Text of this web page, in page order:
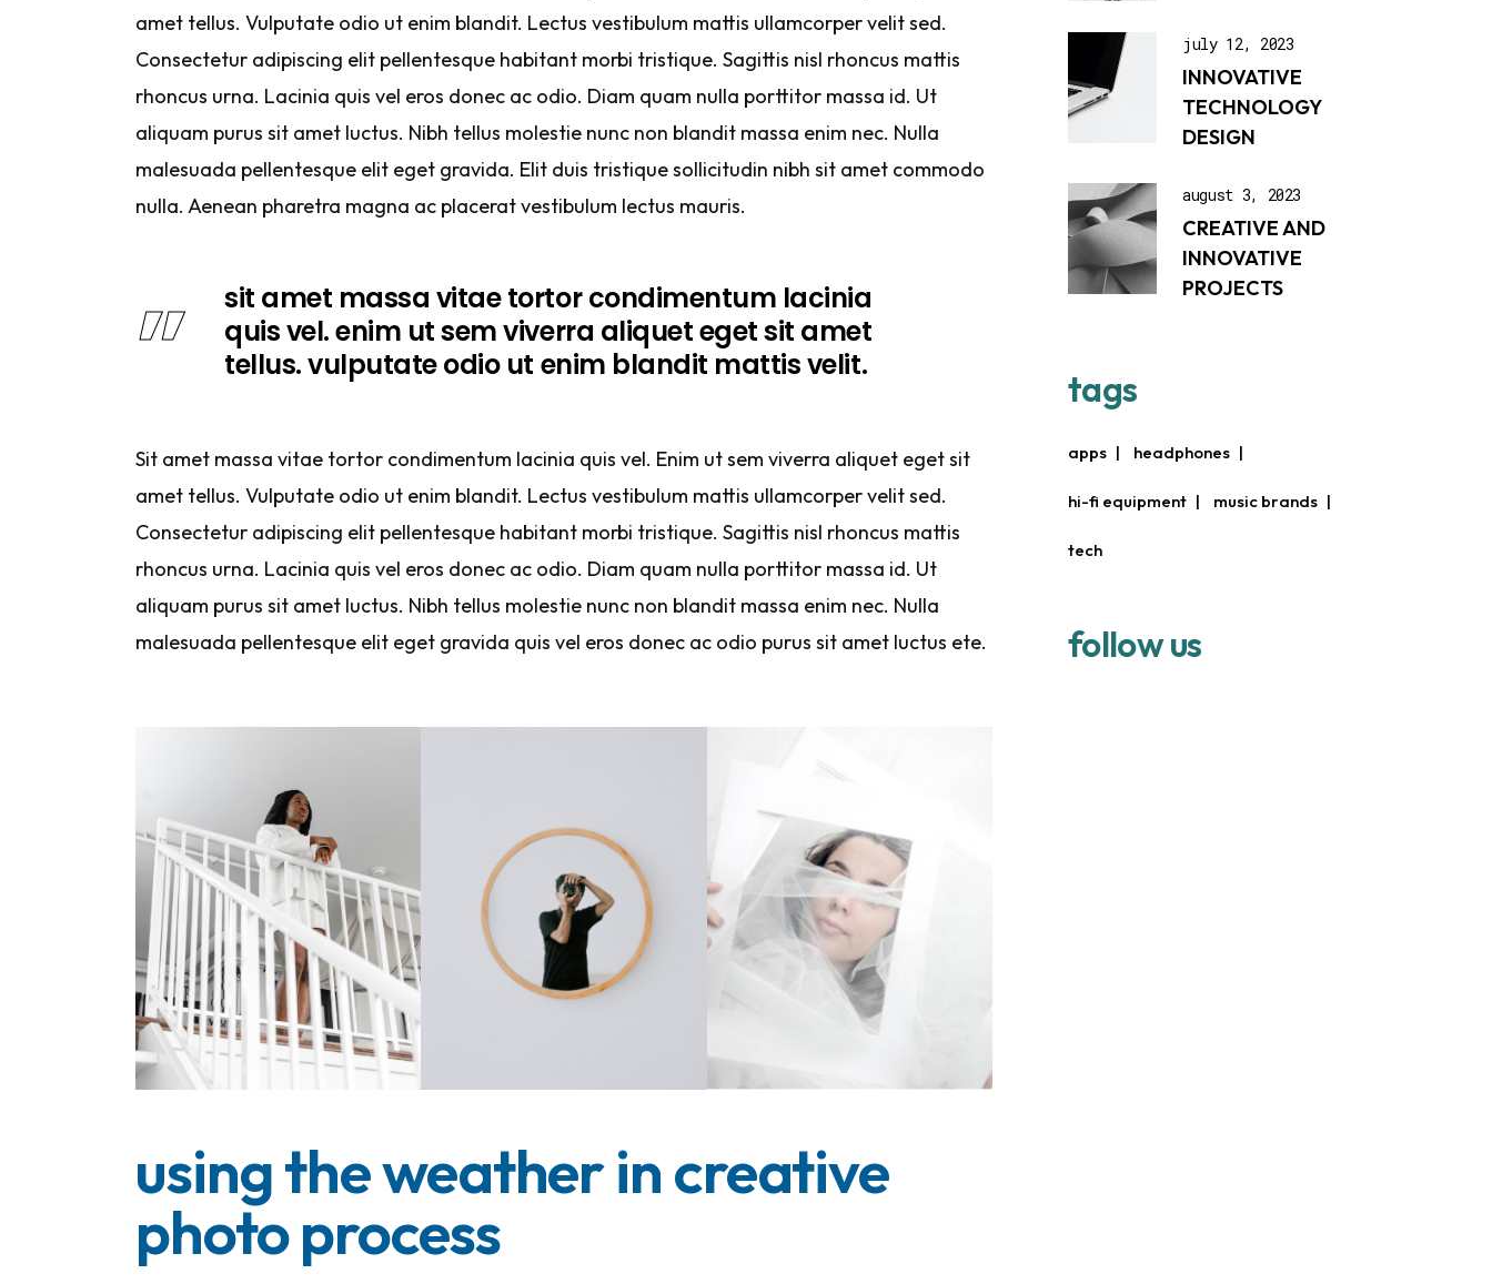
amet tellus. Vulputate odio ut enim blandit. Lectus vestibulum mattis ullamcorper velit sed.
Consectetur adipiscing elit pellentesque habitant morbi tristique. Sagittis nisl rhoncus mattis
rhoncus urna. Lacinia quis vel eros donec ac odio. Diam quam nulla porttitor massa id. Ut
aliquam purus sit amet luctus. Nibh tellus molestie nunc non blandit massa enim nec. Nulla
malesuada pellentesque elit eget gravida. Elit duis tristique sollicitudin nibh sit amet commodo
nulla. Aenean pharetra magna ac placerat vestibulum lectus mauris.
sit amet massa vitae tortor condimentum lacinia
quis vel. enim ut sem viverra aliquet eget sit amet
tellus. vulputate odio ut enim blandit mattis velit.
Sit amet massa vitae tortor condimentum lacinia quis vel. Enim ut sem viverra aliquet eget sit
amet tellus. Vulputate odio ut enim blandit. Lectus vestibulum mattis ullamcorper velit sed.
Consectetur adipiscing elit pellentesque habitant morbi tristique. Sagittis nisl rhoncus mattis
rhoncus urna. Lacinia quis vel eros donec ac odio. Diam quam nulla porttitor massa id. Ut
aliquam purus sit amet luctus. Nibh tellus molestie nunc non blandit massa enim nec. Nulla
malesuada pellentesque elit eget gravida quis vel eros donec ac odio purus sit amet luctus ete.
using the weather in creative
photo process
july 12, 2023
INNOVATIVE
TECHNOLOGY
DESIGN
august 3, 2023
CREATIVE AND
INNOVATIVE
PROJECTS
tags
apps headphones
hi-fi equipment music brands
tech
follow us